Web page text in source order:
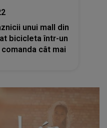
unui mall din
bicicleta într-un
cât mai